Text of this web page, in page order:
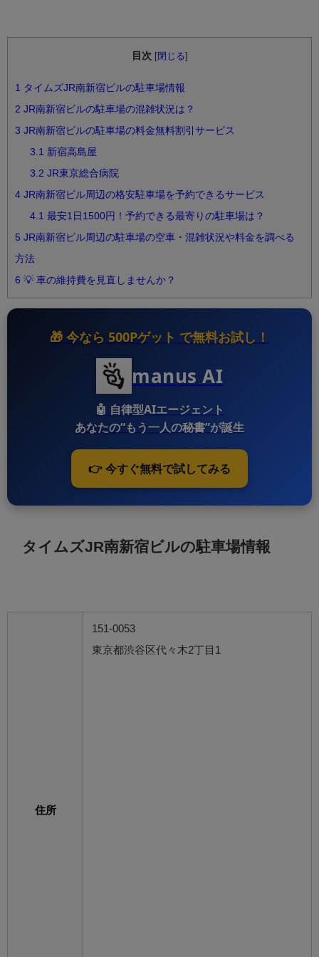
目次 [閉じる]
1 タイムズJR南新宿ビルの駐車場情報
2 JR南新宿ビルの駐車場の混雑状況は？
3 JR南新宿ビルの駐車場の料金無料割引サービス
3.1 新宿高島屋
3.2 JR東京総合病院
4 JR南新宿ビル周辺の格安駐車場を予約できるサービス
4.1 最安1日1500円！予約できる最寄りの駐車場は？
5 JR南新宿ビル周辺の駐車場の空車・混雑状況や料金を調べる
方法
6 💡 車の維持費を見直しませんか？
🎁 今なら 500Pゲット で無料お試し！
manus AI
🤖 自律型AIエージェント
あなたの“もう一人の秘書”が誕生
👉 今すぐ無料で試してみる
タイムズJR南新宿ビルの駐車場情報
住所
151-0053
東京都渋谷区代々木2丁目1